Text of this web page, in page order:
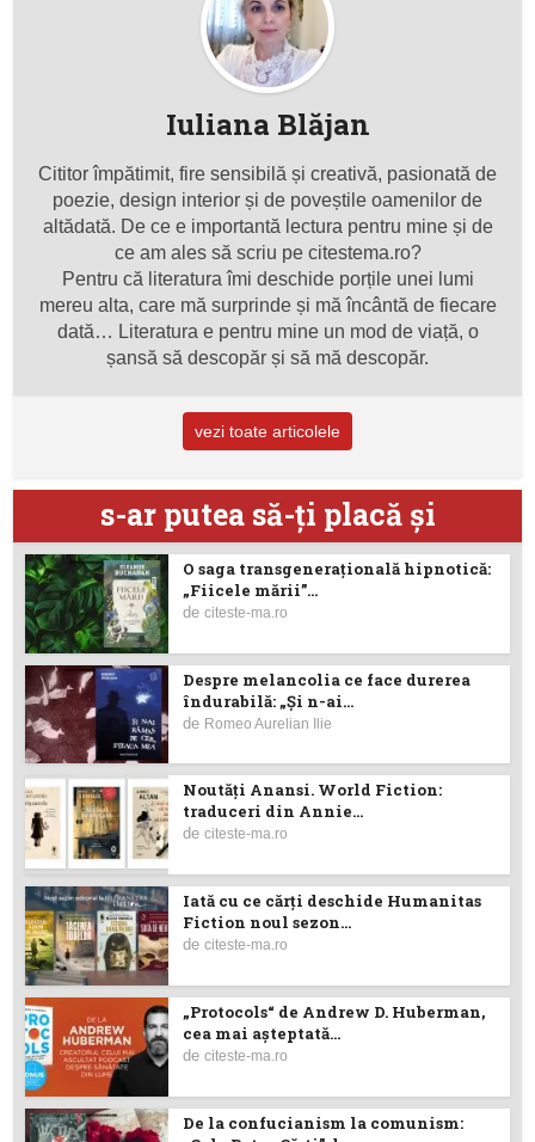
Iuliana Blăjan
Cititor împătimit, fire sensibilă și creativă, pasionată de
poezie, design interior și de poveștile oamenilor de
altădată. De ce e importantă lectura pentru mine și de
ce am ales să scriu pe citestema.ro?
Pentru că literatura îmi deschide porțile unei lumi
mereu alta, care mă surprinde și mă încântă de fiecare
dată… Literatura e pentru mine un mod de viață, o
șansă să descopăr și să mă descopăr.
vezi toate articolele
s-ar putea să-ţi placă şi
O saga transgenerațională hipnotică:
„Fiicele mării”...
deciteste-ma.ro
Despre melancolia ce face durerea
îndurabilă: „Și n-ai...
de Romeo Aurelian Ilie
Noutăţi Anansi. World Fiction:
traduceri din Annie...
deciteste-ma.ro
Iată cu ce cărţi deschide Humanitas
Fiction noul sezon...
deciteste-ma.ro
„Protocols“ de Andrew D. Huberman,
cea mai așteptată...
deciteste-ma.ro
De la confucianism la comunism: